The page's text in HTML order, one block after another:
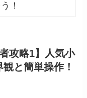
！
攻略1】人気小
と簡単操作！